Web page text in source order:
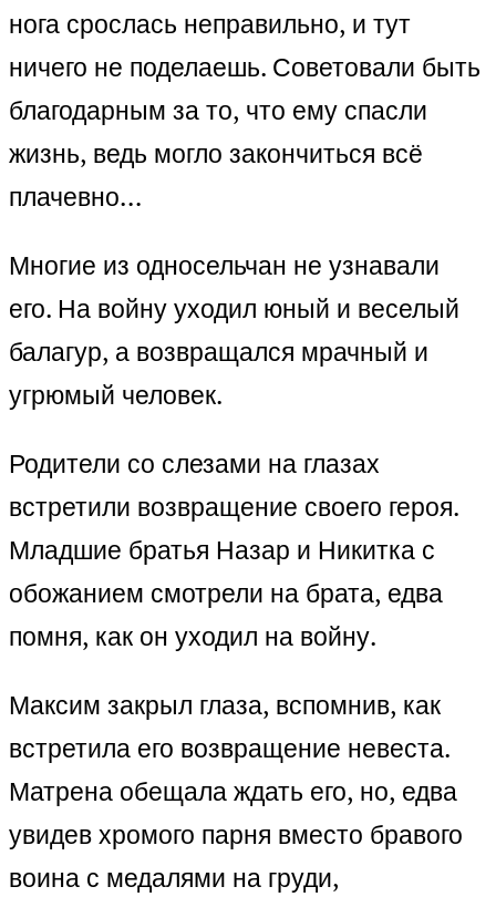
нога срослась неправильно, и тут
ничего не поделаешь. Советовали быть
благодарным за то, что ему спасли
жизнь, ведь могло закончиться всё
плачевно…
Многие из односельчан не узнавали
его. На войну уходил юный и веселый
балагур, а возвращался мрачный и
угрюмый человек.
Родители со слезами на глазах
встретили возвращение своего героя.
Младшие братья Назар и Никитка с
обожанием смотрели на брата, едва
помня, как он уходил на войну.
Максим закрыл глаза, вспомнив, как
встретила его возвращение невеста.
Матрена обещала ждать его, но, едва
увидев хромого парня вместо бравого
воина с медалями на груди,